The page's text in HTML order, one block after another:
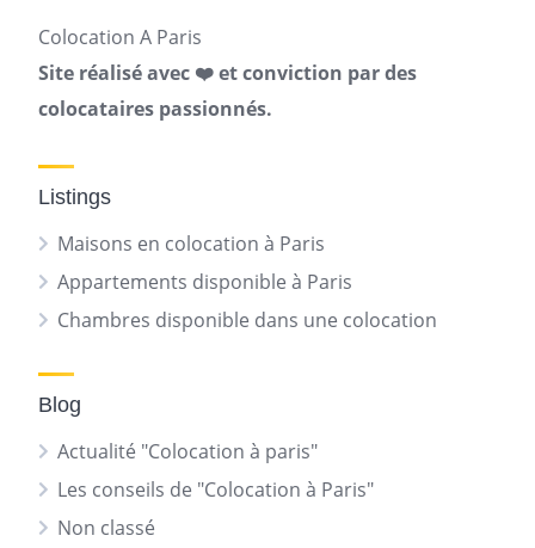
Colocation A Paris
Site réalisé avec ❤️ et conviction par des
colocataires passionnés.
Listings
Maisons en colocation à Paris
Appartements disponible à Paris
Chambres disponible dans une colocation
Blog
Actualité "Colocation à paris"
Les conseils de "Colocation à Paris"
Non classé